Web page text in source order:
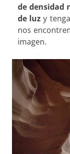
de densidad
de luz y
nos
imagen.